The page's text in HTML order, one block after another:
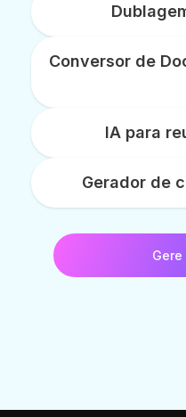
Conversor de
IA para
Gerador de